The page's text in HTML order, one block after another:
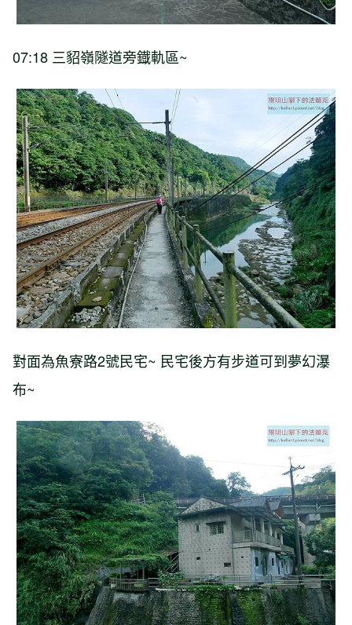
07:18 三貂嶺隧道旁鐡軌區~
對面為魚寮路2號民宅~ 民宅後方有步道可到夢幻瀑
布~